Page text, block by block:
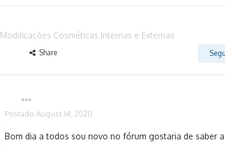
Modificações Cosméticas Internas e Externas
Share
Postado August 14, 2020
Bom dia a todos sou novo no fórum gostaria de saber